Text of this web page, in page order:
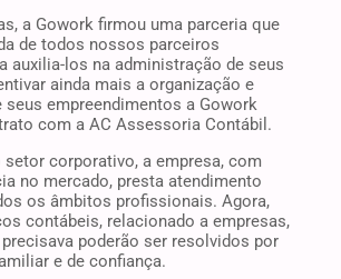
a Gowork firmou uma parceria que
de todos nossos parceiros
auxilia-los na administração de seus
ainda mais a organização e
empreendimentos a Gowork
com a AC Assessoria Contábil.
setor corporativo, a empresa, com
no mercado, presta atendimento
os âmbitos profissionais. Agora,
contábeis, relacionado a empresas,
poderão ser resolvidos por
e de confiança.